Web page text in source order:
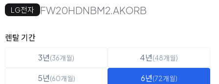
LG전자 FW20HDNBM2.AKORB
옵션 선택
렌탈 선택
렌탈 기간
3년(36개월) 4년(48개월)
5년(60개월) 6년(72개월)